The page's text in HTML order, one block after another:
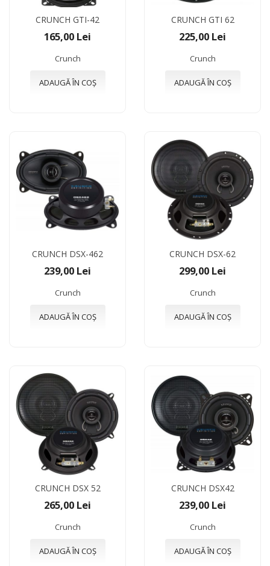
CRUNCH GTI-42
165,00 Lei
Crunch
ADAUGĂ ÎN COȘ
CRUNCH GTI 62
225,00 Lei
Crunch
ADAUGĂ ÎN COȘ
CRUNCH DSX-462
239,00 Lei
Crunch
ADAUGĂ ÎN COȘ
CRUNCH DSX-62
299,00 Lei
Crunch
ADAUGĂ ÎN COȘ
CRUNCH DSX 52
265,00 Lei
Crunch
ADAUGĂ ÎN COȘ
CRUNCH DSX42
239,00 Lei
Crunch
ADAUGĂ ÎN COȘ